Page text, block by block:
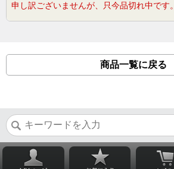
申し訳ございませんが、只今品切れ中です。
商品一覧に戻る